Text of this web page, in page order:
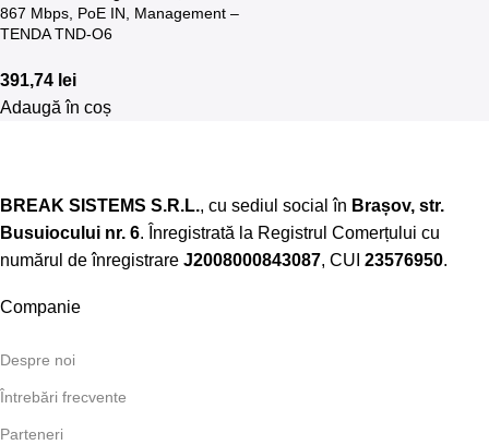
867 Mbps, PoE IN, Management –
TENDA TND-O6
391,74 lei
Adaugă în coș
BREAK SISTEMS S.R.L., cu sediul social în Brașov, str.
Busuiocului nr. 6. Înregistrată la Registrul Comerțului cu
numărul de înregistrare J2008000843087, CUI 23576950.​
Companie
Despre noi
Întrebări frecvente
Parteneri